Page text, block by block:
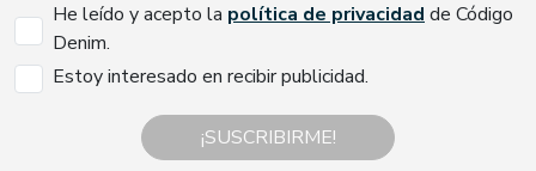
He leído y acepto la política de privacidadde Código
Denim.
Estoy interesado en recibir publicidad.
¡SUSCRIBIRME!